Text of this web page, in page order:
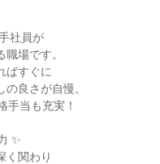
社員が
場です。
ばすぐに
良さが自慢。
手当も充実！
✨
く関わり